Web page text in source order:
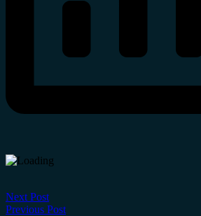
Next Post
Previous Post